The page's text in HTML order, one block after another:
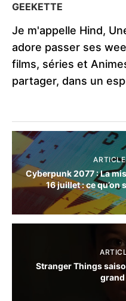
GEEKETTE
Je m'appelle Hind,
adore passer ses
films, séries et
partager, dans un
Cyberpunk 2077 : La
16 juillet : ce qu’on
Stranger Things
grand